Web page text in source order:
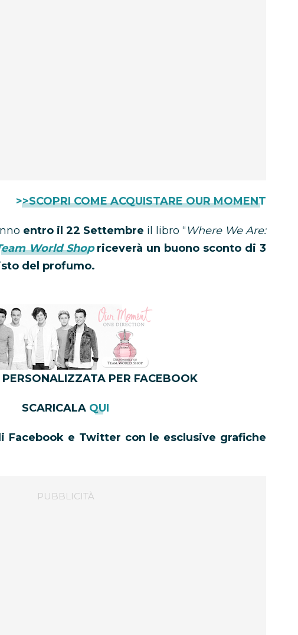
>>SCOPRI COME ACQUISTARE OUR MOMENT
entro il 22 Settembre il libro “Where We Are:
World Shop riceverà un buono sconto di 3
del profumo.
PER FACEBOOK
SCARICALA QUI
e Twitter con le esclusive grafiche